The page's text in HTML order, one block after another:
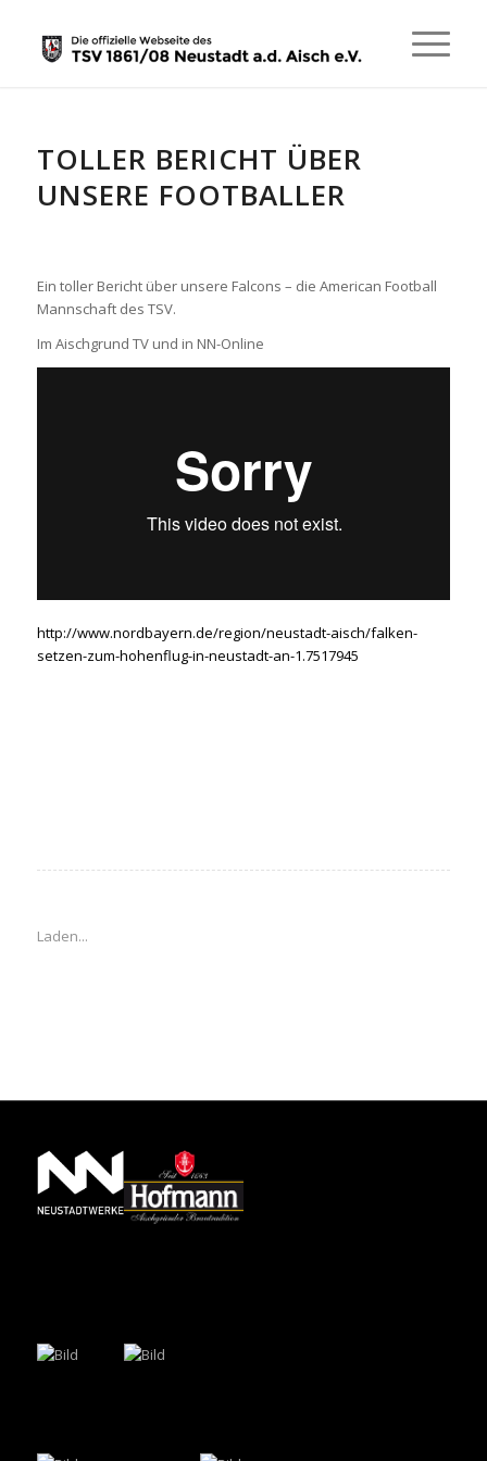
TOLLER BERICHT ÜBER
UNSERE FOOTBALLER
Ein toller Bericht über unsere Falcons – die American Football
Mannschaft des TSV.
Im Aischgrund TV und in NN-Online
http://www.nordbayern.de/region/neustadt-aisch/falken-
setzen-zum-hohenflug-in-neustadt-an-1.7517945
Laden...